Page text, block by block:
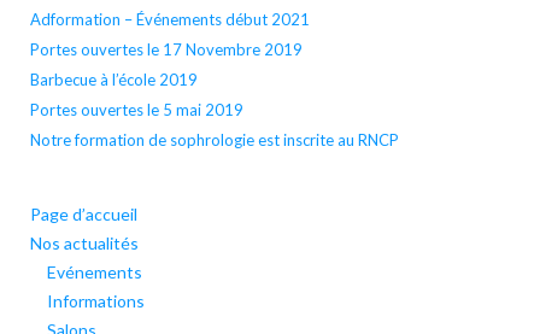
Adformation – Événements début 2021
Portes ouvertes le 17 Novembre 2019
Barbecue à l’école 2019
Portes ouvertes le 5 mai 2019
Notre formation de sophrologie est inscrite au RNCP
Page d’accueil
Nos actualités
Evénements
Informations
Salons